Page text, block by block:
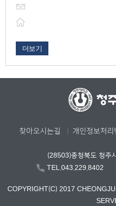
더보기
찾아오시는길 개인정보처리
(28503)충청북도 청주
TEL.043.229.8402
COPYRIGHT(C) 2017